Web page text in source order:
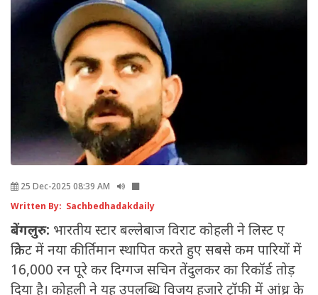
25 Dec-2025 08:39 AM
Written By: Sachbedhadakdaily
बेंगलुरु: भारतीय स्टार बल्लेबाज विराट कोहली ने लिस्ट ए
क्रिकेट में नया कीर्तिमान स्थापित करते हुए सबसे कम पारियों में
16,000 रन पूरे कर दिग्गज सचिन तेंदुलकर का रिकॉर्ड तोड़
दिया है। कोहली ने यह उपलब्धि विजय हजारे ट्रॉफी में आंध्र के